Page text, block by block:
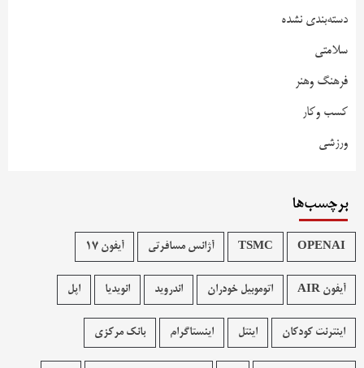
دسته‌بندی نشده
سلامتی
فرهنگ وهنر
کسب وکار
ورزشی
برچسب‌ها
OPENAI
TSMC آژانس مسافرتی آیفون 17
آیفون AIR اتوموبیل خودران اندروید انویدیا اپل
اینترنت کودکان اینتل اینستاگرام بانک مرکزی